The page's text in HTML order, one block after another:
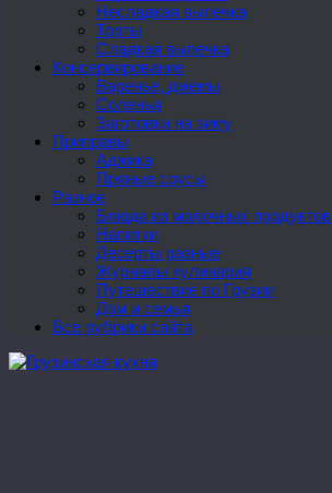
Несладкая выпечка
Торты
Сладкая выпечка
Консервирование
Варенье, джемы
Соленья
Заготовки на зиму
Приправы
Аджика
Пряные соусы
Разное
Блюда из молочных продуктов
Напитки
Десерты разные
Журналы кулинария
Путешествие по Грузии
Дом и семья
Все рубрики сайта